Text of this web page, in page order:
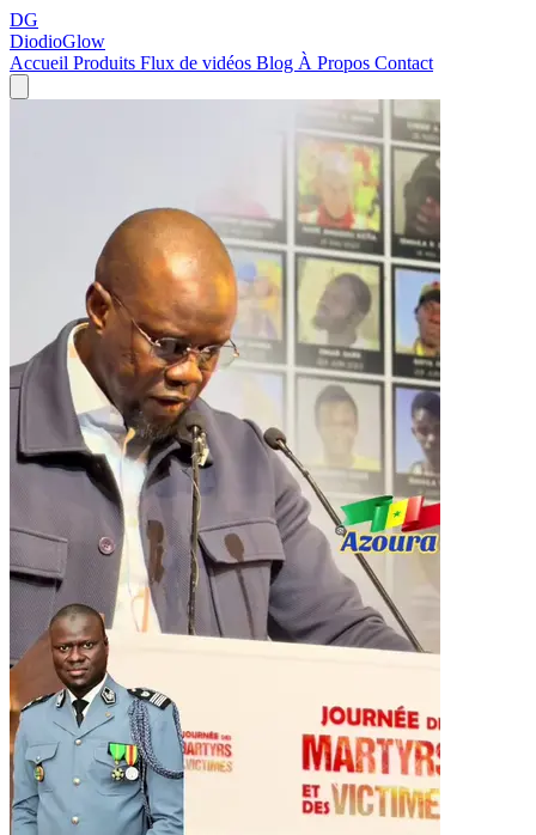
DG
DiodioGlow
Accueil Produits Flux de vidéos Blog À Propos Contact